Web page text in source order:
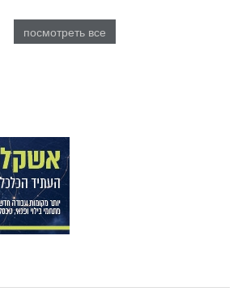
посмотреть все